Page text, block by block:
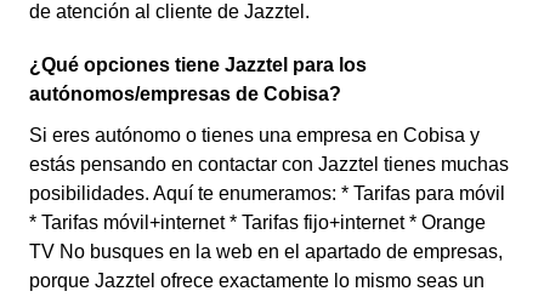
de atención al cliente de Jazztel.
¿Qué opciones tiene Jazztel para los
autónomos/empresas de Cobisa?
Si eres autónomo o tienes una empresa en Cobisa y
estás pensando en contactar con Jazztel tienes muchas
posibilidades. Aquí te enumeramos: * Tarifas para móvil
* Tarifas móvil+internet * Tarifas fijo+internet * Orange
TV No busques en la web en el apartado de empresas,
porque Jazztel ofrece exactamente lo mismo seas un